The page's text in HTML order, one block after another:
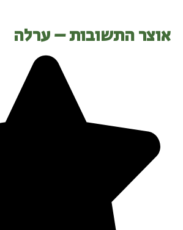
אוצר התשובות – ערלה